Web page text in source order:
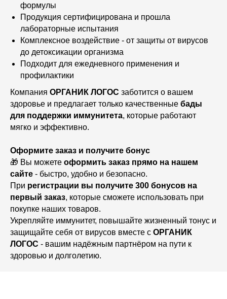
формулы
Продукция сертифицирована и прошла
лабораторные испытания
Комплексное воздействие - от защиты от вирусов
до детоксикации организма
Подходит для ежедневного применения и
профилактики
Компания ОРГАНИК ЛОГОС заботится о вашем
здоровье и предлагает только качественные бады
для поддержки иммунитета, которые работают
мягко и эффективно.
Оформите заказ и получите бонус
🎁 Вы можете оформить заказ прямо на нашем
сайте - быстро, удобно и безопасно.
При регистрации вы получите 300 бонусов на
первый заказ, которые сможете использовать при
покупке наших товаров.
Укрепляйте иммунитет, повышайте жизненный тонус и
защищайте себя от вирусов вместе с ОРГАНИК
ЛОГОС - вашим надёжным партнёром на пути к
здоровью и долголетию.